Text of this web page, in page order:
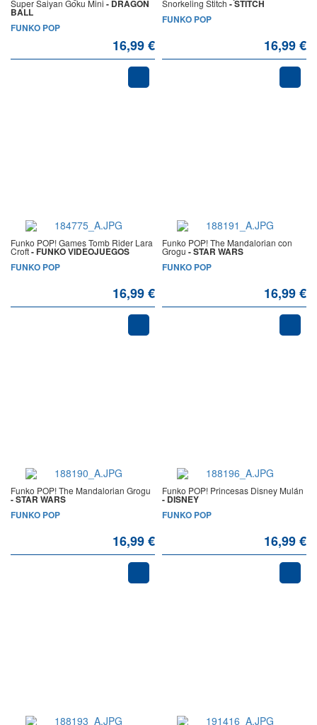
Super Saiyan Goku Mini - DRAGON
BALL
FUNKO POP
16,99 €
Snorkeling Stitch - STITCH
FUNKO POP
16,99 €
Funko POP! Games Tomb Rider Lara
Croft- FUNKO VIDEOJUEGOS
FUNKO POP
16,99 €
Funko POP! The Mandalorian con
Grogu - STAR WARS
FUNKO POP
16,99 €
Funko POP! The Mandalorian Grogu
- STAR WARS
FUNKO POP
16,99 €
Funko POP! Princesas Disney Mulán
- DISNEY
FUNKO POP
16,99 €